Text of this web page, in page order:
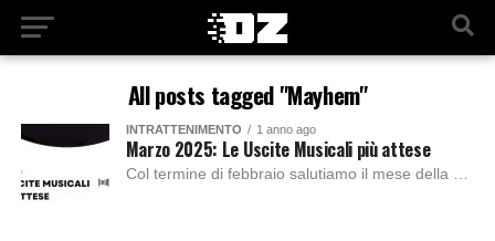
All posts tagged "Mayhem"
INTRATTENIMENTO 1 anno ago
Marzo 2025: Le Uscite Musicali più attese